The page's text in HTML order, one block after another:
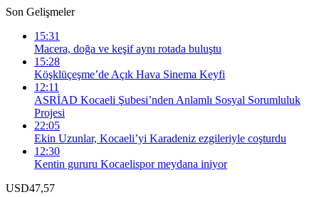
Son Gelişmeler
15:31
Macera, doğa ve keşif aynı rotada buluştu
15:28
Köşklüçeşme’de Açık Hava Sinema Keyfi
12:11
ASRİAD Kocaeli Şubesi’nden Anlamlı Sosyal Sorumluluk
Projesi
22:05
Ekin Uzunlar, Kocaeli’yi Karadeniz ezgileriyle coşturdu
12:30
Kentin gururu Kocaelispor meydana iniyor
USD47,57